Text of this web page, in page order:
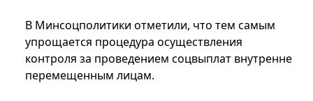
В Минсоцполитики отметили, что тем самым
упрощается процедура осуществления
контроля за проведением соцвыплат внутренне
перемещенным лицам.